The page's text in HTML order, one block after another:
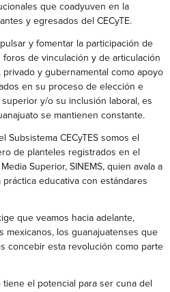
que coadyuven en la
y egresados del CECyTE.
y fomentar la participación de
de vinculación y de articulación
y gubernamental como apoyo
en su proceso de elección e
y/o su inclusión laboral, es
se mantienen constante.
Subsistema CECyTES somos el
de planteles registrados en el
Superior, SINEMS, quien avala a
educativa con estándares
que veamos hacia adelante,
mexicanos, los guanajuatenses que
concebir esta revolución como parte
el potencial para ser cuna del